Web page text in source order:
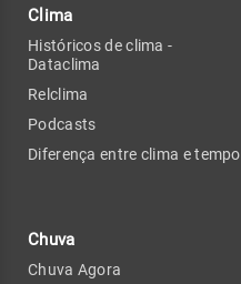
Clima
Históricos de clima -
Dataclima
Relclima
Podcasts
Diferença entre clima e tempo
Chuva
Chuva Agora